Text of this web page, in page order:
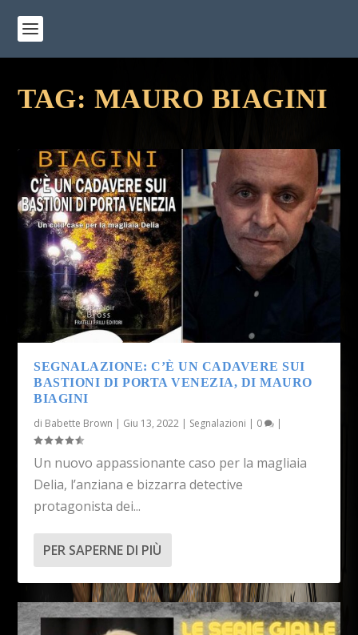
TAG: MAURO BIAGINI
SEGNALAZIONE: C’È UN CADAVERE SUI
BASTIONI DI PORTA VENEZIA, DI MAURO
BIAGINI
di Babette Brown | Giu 13, 2022 | Segnalazioni | 0 |
Un nuovo appassionante caso per la magliaia
Delia, l’anziana e bizzarra detective
protagonista dei...
PER SAPERNE DI PIÙ